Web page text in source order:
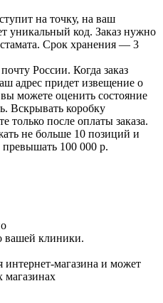
на точку, на ваш
уникальный код. Заказ нужно
Срок хранения — 3
России. Когда заказ
адрес придет извещение о
можете оценить состояние
Вскрывать коробку
только после оплаты заказа.
не больше 10 позиций и
превышать 100 000 р.
вашей клиники.
интернет-магазина и может
магазинах